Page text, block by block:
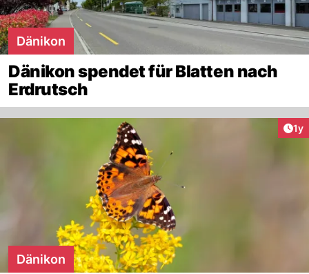
Dänikon
Dänikon spendet für Blatten nach
Erdrutsch
1y
Dänikon